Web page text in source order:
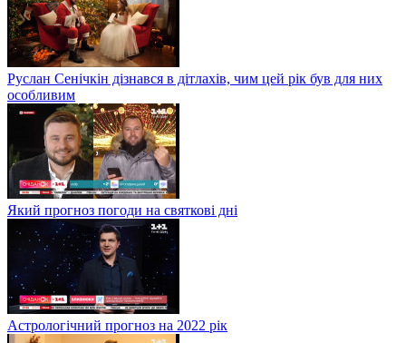
Руслан Сенічкін дізнався в дітлахів, чим цей рік був для них
особливим
Який прогноз погоди на святкові дні
Астрологічний прогноз на 2022 рік